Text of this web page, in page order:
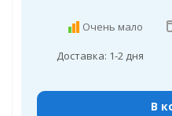
Очень мало
Доставка: 1-2 дня
В